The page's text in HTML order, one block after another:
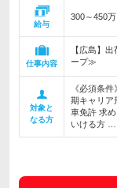
給与
300～450万
仕事内容
【広島】
ープ≫
対象と
なる方
《必須条
期キャリア
車免許 求
いける方 …